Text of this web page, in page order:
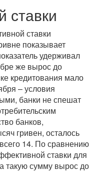
ставки
ставки
показывает
удерживал
же вырос до
кредитования мало
– условия
банки не спешат
банков,
гривен, осталось
14. По сравнению
ставки для
такую сумму вырос до